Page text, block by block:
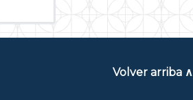
Volver arriba ∧